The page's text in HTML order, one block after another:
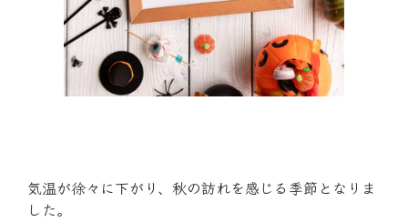
気温が徐々に下がり、秋の訪れを感じる季節となりま
した。